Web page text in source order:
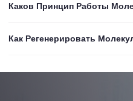
Каков Принцип Работы
Как Регенерировать